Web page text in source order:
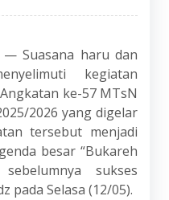
— Suasana haru dan
kegiatan
ke-57 MTsN
2026 yang digelar
tersebut menjadi
besar “Bukareh
sukses
pada Selasa (12/05).